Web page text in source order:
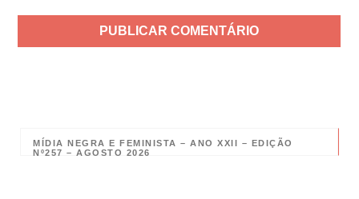
MÍDIA NEGRA E FEMINISTA – ANO XXII – EDIÇÃO
Nº257 – AGOSTO 2026